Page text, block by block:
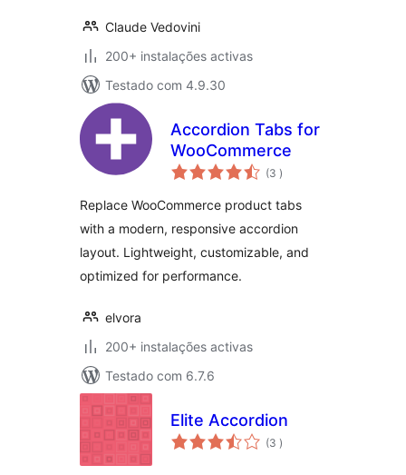
Claude Vedovini
200+ instalações activas
Testado com 4.9.30
Accordion Tabs for
WooCommerce
(3 classificações
)
Replace WooCommerce product tabs
with a modern, responsive accordion
layout. Lightweight, customizable, and
optimized for performance.
elvora
200+ instalações activas
Testado com 6.7.6
Elite Accordion
(3 classificações
)